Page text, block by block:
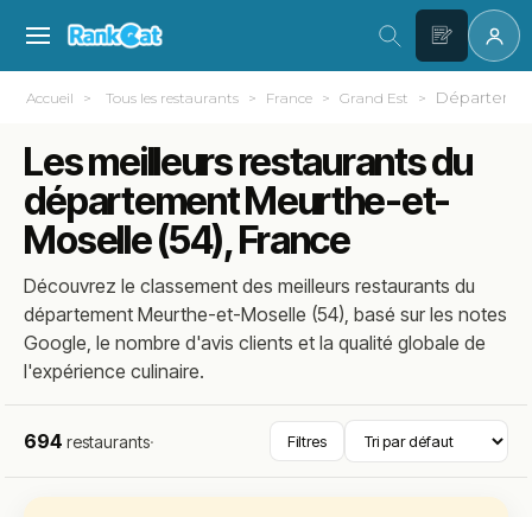
Accueil Tous les restaurants France Grand Est
Les meilleurs restaurants du
département Meurthe-et-
Moselle (54), France
Découvrez le classement des meilleurs restaurants du
département Meurthe-et-Moselle (54), basé sur les notes
Google, le nombre d'avis clients et la qualité globale de
l'expérience culinaire.
694 restaurants· Filtres